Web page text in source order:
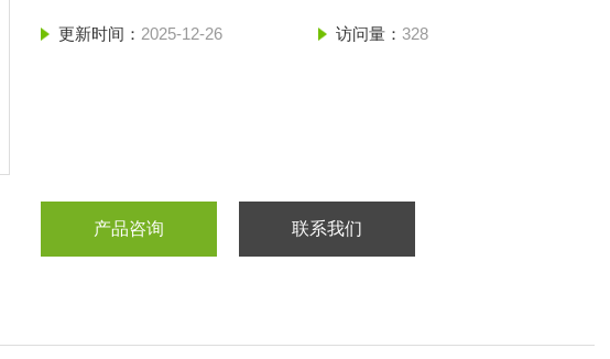
更新时间： 2025-12-26 访问量： 328
产品咨询 联系我们